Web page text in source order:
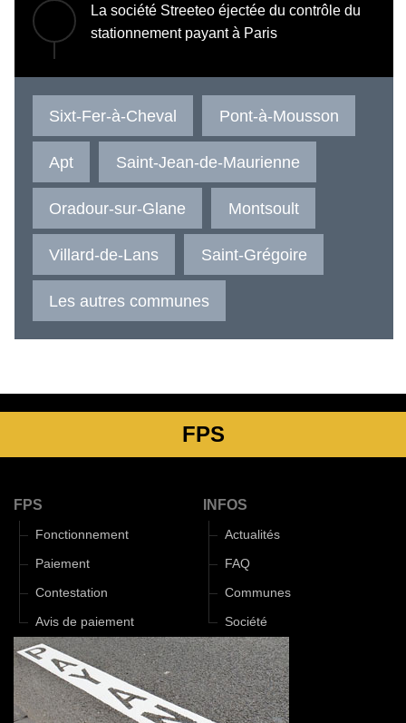
La société Streeteo éjectée du contrôle du
stationnement payant à Paris
Sixt-Fer-à-Cheval Pont-à-Mousson
Apt Saint-Jean-de-Maurienne
Oradour-sur-Glane Montsoult
Villard-de-Lans Saint-Grégoire
Les autres communes
FPS
FPS
Fonctionnement
Paiement
Contestation
Avis de paiement
INFOS
Actualités
FAQ
Communes
Société